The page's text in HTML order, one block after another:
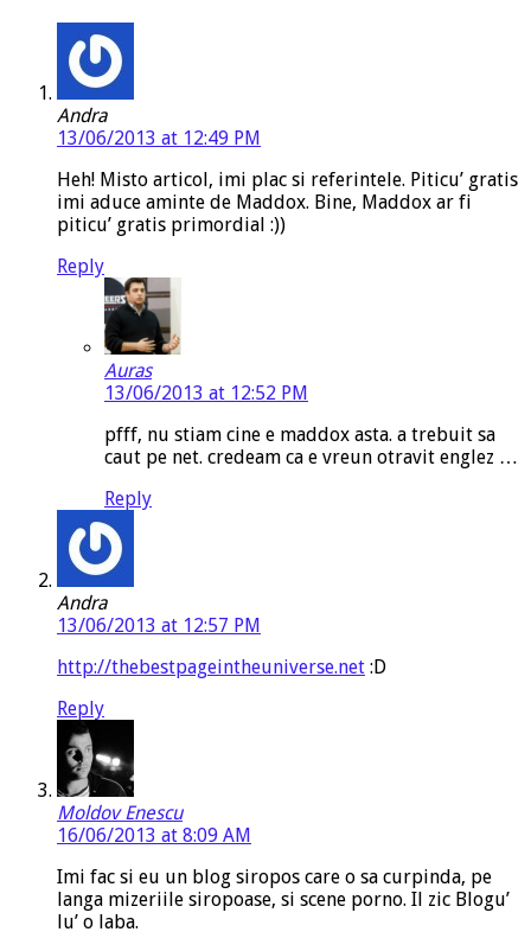
Andra
13/06/2013 at 12:49 PM
Heh! Misto articol, imi plac si referintele. Piticu’ gratis
imi aduce aminte de Maddox. Bine, Maddox ar fi
piticu’ gratis primordial :))
Reply
Auras
13/06/2013 at 12:52 PM
pfff, nu stiam cine e maddox asta. a trebuit sa
caut pe net. credeam ca e vreun otravit englez …
Reply
Andra
13/06/2013 at 12:57 PM
http://thebestpageintheuniverse.net :D
Reply
Moldov Enescu
16/06/2013 at 8:09 AM
Imi fac si eu un blog siropos care o sa curpinda, pe
langa mizeriile siropoase, si scene porno. Il zic Blogu’
lu’ o laba.